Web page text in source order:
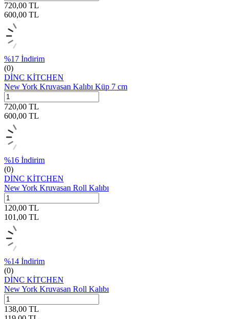
720,00 TL
600,00 TL
%17 İndirim
(0)
DİNC KİTCHEN
New York Kruvasan Kalıbı Küp 7 cm
720,00 TL
600,00 TL
%16 İndirim
(0)
DİNC KİTCHEN
New York Kruvasan Roll Kalıbı
120,00 TL
101,00 TL
%14 İndirim
(0)
DİNC KİTCHEN
New York Kruvasan Roll Kalıbı
138,00 TL